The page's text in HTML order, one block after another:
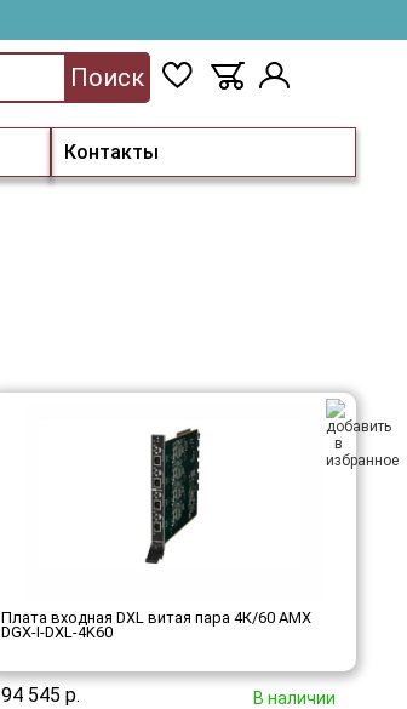
Контакты
Поиск
Плата входная DXL витая пара 4К/60 AMX
DGX-I-DXL-4K60
94 545 р. В наличии